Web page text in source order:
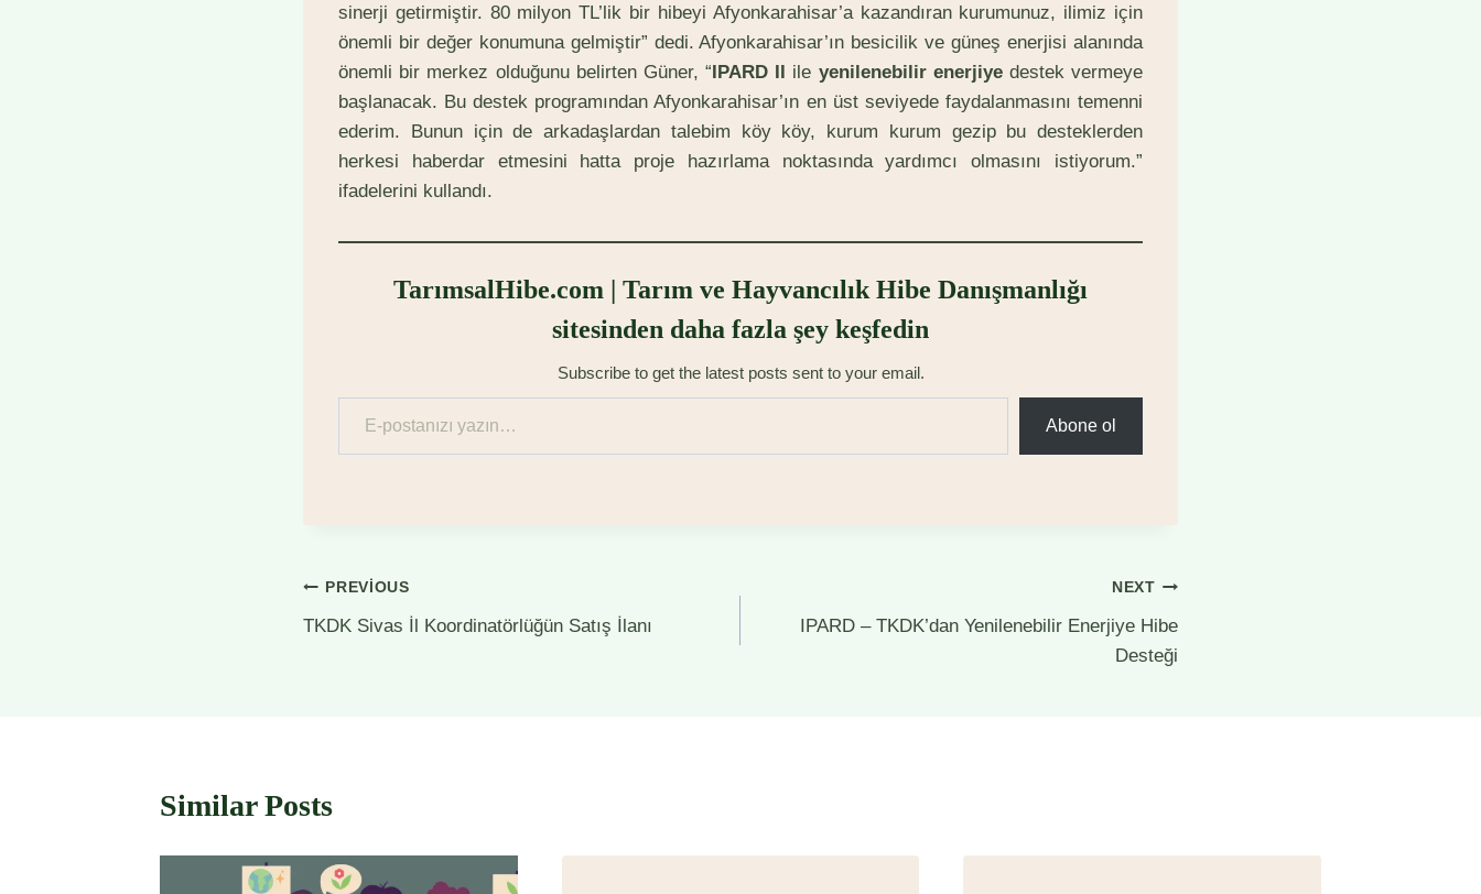
sinerji getirmiştir. 80 milyon TL’lik bir hibeyi Afyonkarahisar’a kazandıran kurumunuz, ilimiz için
önemli bir değer konumuna gelmiştir” dedi. Afyonkarahisar’ın besicilik ve güneş enerjisi alanında
önemli bir merkez olduğunu belirten Güner, “IPARD II ile yenilenebilir enerjiyedestek vermeye
başlanacak. Bu destek programından Afyonkarahisar’ın en üst seviyede faydalanmasını temenni
ederim. Bunun için de arkadaşlardan talebim köy köy, kurum kurum gezip bu desteklerden
herkesi haberdar etmesini hatta proje hazırlama noktasında yardımcı olmasını istiyorum.”
ifadelerini kullandı.
TarımsalHibe.com | Tarım ve Hayvancılık Hibe Danışmanlığı
sitesinden daha fazla şey keşfedin
Subscribe to get the latest posts sent to your email.
E-postanızı yazın…
Abone ol
Yazı
gezinmesi
PREVIOUS
TKDK Sivas İl Koordinatörlüğün Satış İlanı
NEXT
IPARD – TKDK’dan Yenilenebilir Enerjiye Hibe
Desteği
Similar Posts